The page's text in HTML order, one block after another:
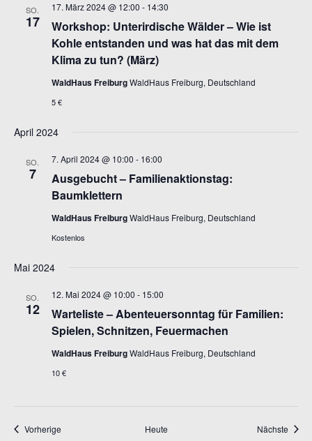
SO.
17
Workshop: Unterirdische Wälder – Wie ist
Kohle entstanden und was hat das mit dem
Klima zu tun? (März)
17. März 2024 @ 12:00 - 14:30
WaldHaus FreiburgWaldHaus Freiburg, Deutschland
5 €
April 2024
SO.
7
Ausgebucht – Familienaktionstag:
Baumklettern
7. April 2024 @ 10:00 - 16:00
WaldHaus FreiburgWaldHaus Freiburg, Deutschland
Kostenlos
Mai 2024
SO.
12
Warteliste – Abenteuersonntag für Familien:
Spielen, Schnitzen, Feuermachen
12. Mai 2024 @ 10:00 - 15:00
WaldHaus FreiburgWaldHaus Freiburg, Deutschland
10 €
VorherigeVeranstaltungen Heute Nächste